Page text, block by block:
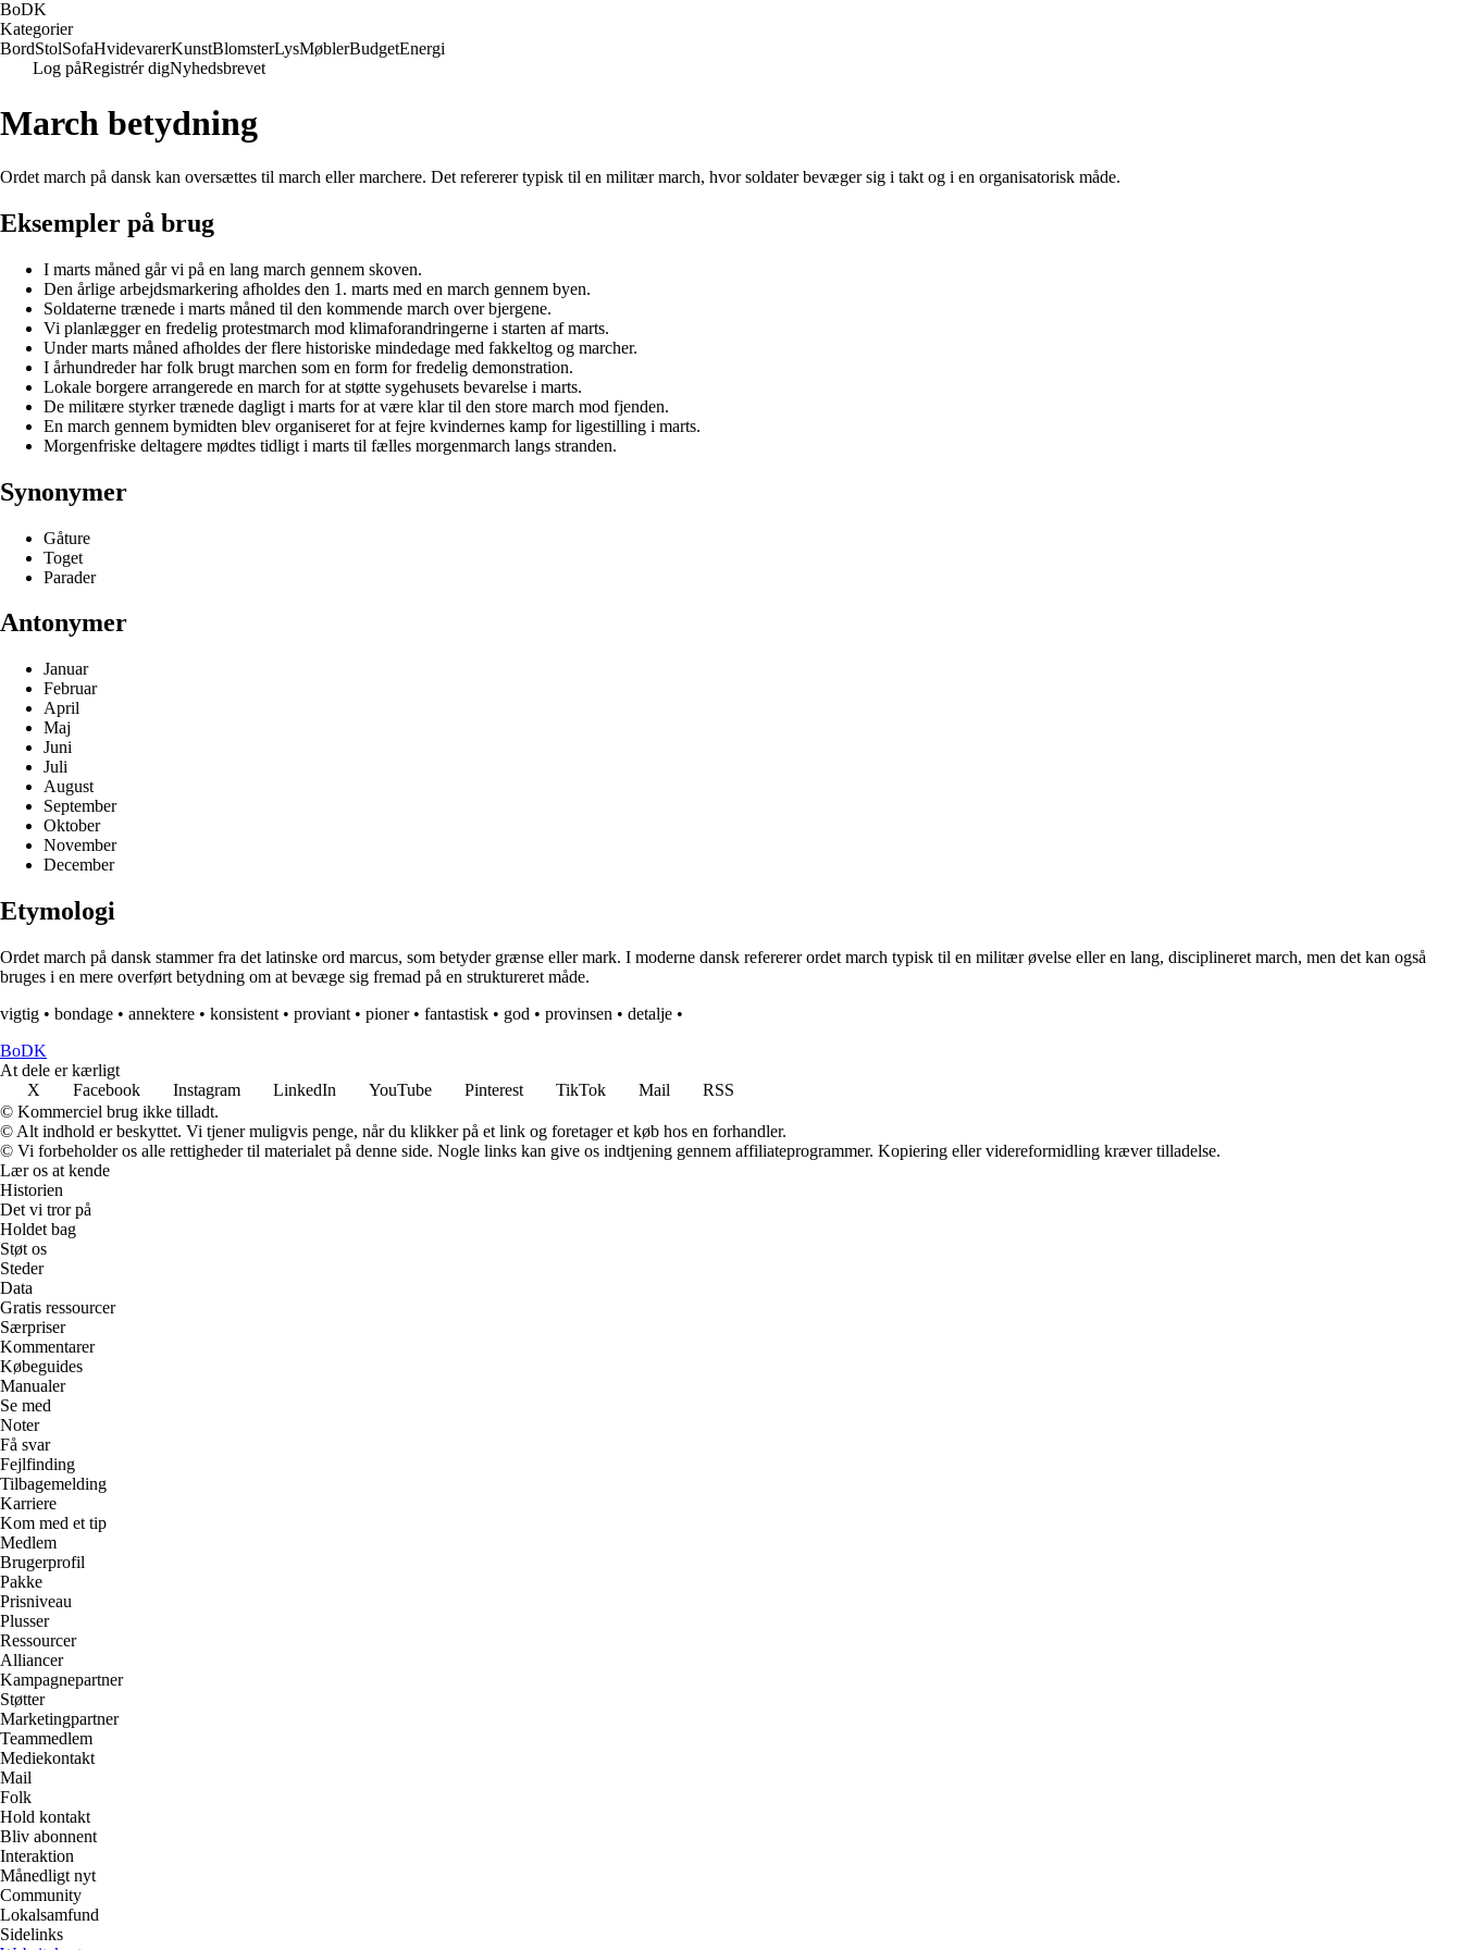
BoDK
Kategorier
BordStolSofaHvidevarerKunstBlomsterLysMøblerBudgetEnergi
Log påRegistrér digNyhedsbrevet
March betydning
Ordet march på dansk kan oversættes til march eller marchere. Det refererer typisk til en militær march, hvor soldater bevæger sig i takt og i en organisatorisk måde.
Eksempler på brug
I marts måned går vi på en lang march gennem skoven.
Den årlige arbejdsmarkering afholdes den 1. marts med en march gennem byen.
Soldaterne trænede i marts måned til den kommende march over bjergene.
Vi planlægger en fredelig protestmarch mod klimaforandringerne i starten af marts.
Under marts måned afholdes der flere historiske mindedage med fakkeltog og marcher.
I århundreder har folk brugt marchen som en form for fredelig demonstration.
Lokale borgere arrangerede en march for at støtte sygehusets bevarelse i marts.
De militære styrker trænede dagligt i marts for at være klar til den store march mod fjenden.
En march gennem bymidten blev organiseret for at fejre kvindernes kamp for ligestilling i marts.
Morgenfriske deltagere mødtes tidligt i marts til fælles morgenmarch langs stranden.
Synonymer
Gåture
Toget
Parader
Antonymer
Januar
Februar
April
Maj
Juni
Juli
August
September
Oktober
November
December
Etymologi
Ordet march på dansk stammer fra det latinske ord marcus, som betyder grænse eller mark. I moderne dansk refererer ordet march typisk til en militær øvelse eller en lang, disciplineret march, men det kan også
bruges i en mere overført betydning om at bevæge sig fremad på en struktureret måde.
vigtig • bondage • annektere • konsistent • proviant • pioner• fantastisk • god • provinsen • detalje •
BoDK
At dele er kærligt
X
Facebook Instagram LinkedIn YouTube Pinterest TikTok Mail
RSS
© Kommerciel brug ikke tilladt.
© Alt indhold er beskyttet. Vi tjener muligvis penge, når du klikker på et link og foretager et køb hos en forhandler.
© Vi forbeholder os alle rettigheder til materialet på denne side. Nogle links kan give os indtjening gennem affiliateprogrammer. Kopiering eller videreformidling kræver tilladelse.
Lær os at kende
Historien
Det vi tror på
Holdet bag
Støt os
Steder
Data
Gratis ressourcer
Særpriser
Kommentarer
Købeguides
Manualer
Se med
Noter
Få svar
Fejlfinding
Tilbagemelding
Karriere
Kom med et tip
Medlem
Brugerprofil
Pakke
Prisniveau
Plusser
Ressourcer
Alliancer
Kampagnepartner
Støtter
Marketingpartner
Teammedlem
Mediekontakt
Mail
Folk
Hold kontakt
Bliv abonnent
Interaktion
Månedligt nyt
Community
Lokalsamfund
Sidelinks